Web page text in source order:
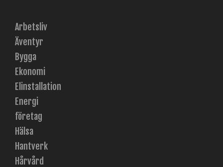
Arbetsliv
Äventyr
Bygga
Ekonomi
Elinstallation
Energi
företag
Hälsa
Hantverk
Hårvård